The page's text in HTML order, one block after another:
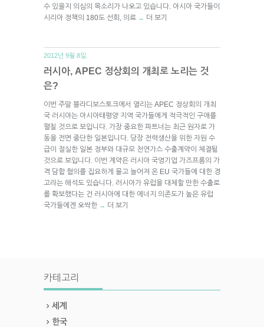
수 있을지 의심의 목소리가 나오고 있습니다. 아시아 국가들이
시리아 정책의 180도 선회, 의료 → 더 보기
2012년 9월 8일.
러시아, APEC 정상회의 개최로 노리는 것
은?
이번 주말 블라디보스토크에서 열리는 APEC 정상회의 개최
국 러시아는 아시아태평양 지역 국가들에게 적극적인 구애를
펼칠 것으로 보입니다. 가장 중요한 파트너는 최근 원자로 가
동을 전면 중단한 일본입니다. 당장 전력생산을 위한 자원 수
급이 절실한 일본 정부와 대규모 천연가스 수출계약이 체결될
것으로 보입니다. 이번 계약은 러시아 국영기업 가즈프롬의 가
격 담합 혐의를 집요하게 물고 늘어져 온 EU 국가들에 대한 경
고라는 해석도 있습니다. 러시아가 유럽을 대체할 만한 수출로
를 확보했다는 건 러시아에 대한 에너지 의존도가 높은 유럽
국가들에겐 오싹한 → 더 보기
카테고리
세계
한국